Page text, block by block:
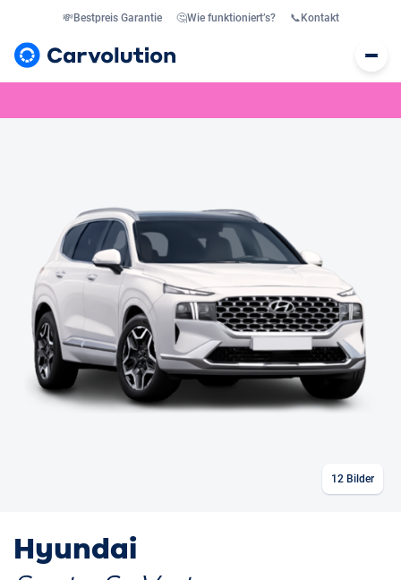
💸Bestpreis Garantie 🤔Wie funktioniert’s? 📞 Kontakt
12 Bilder
Hyundai